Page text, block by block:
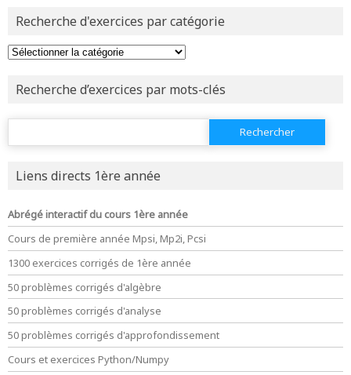
revenir àla page d'accueil
ou testerla page d'extraits libres
ou consulterle plan du site
Recherche d'exercices par catégorie
Recherche d’exercices par mots-clés
Rechercher :
Liens directs 1ère année
Abrégé interactif du cours 1ère année
Cours de première année Mpsi, Mp2i, Pcsi
1300 exercices corrigés de 1ère année
50 problèmes corrigés d'algèbre
50 problèmes corrigés d'analyse
50 problèmes corrigés d'approfondissement
Cours et exercices Python/Numpy